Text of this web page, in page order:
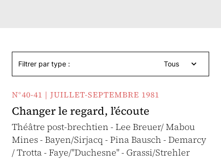
Filtrer par type : Tous
N°40-41 | JUILLET-SEPTEMBRE 1981
Changer le regard, l’écoute
Théâtre post-brechtien - Lee Breuer/ Mabou
Mines - Bayen/Sirjacq - Pina Bausch - Demarcy
/ Trotta - Faye/"Duchesne" - Grassi/Strehler